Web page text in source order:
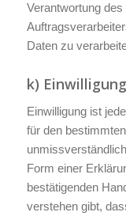
Verantwortung
Daten zu
k) Einwilligung
Einwilligung ist
für den
Form einer
bestätigenden
verstehen gibt,